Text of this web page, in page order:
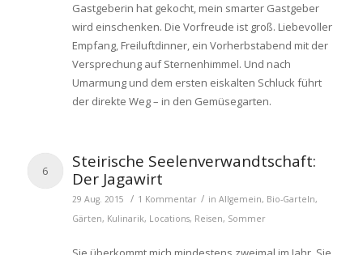
Gastgeberin hat gekocht, mein smarter Gastgeber
wird einschenken. Die Vorfreude ist groß. Liebevoller
Empfang, Freiluftdinner, ein Vorherbstabend mit der
Versprechung auf Sternenhimmel. Und nach
Umarmung und dem ersten eiskalten Schluck führt
der direkte Weg – in den Gemüsegarten.
6
Steirische Seelenverwandtschaft:
Der Jagawirt
29 Aug. 2015 / 1 Kommentar / in Allgemein, Bio-Garteln,
Gärten, Kulinarik, Locations, Reisen, Sommer